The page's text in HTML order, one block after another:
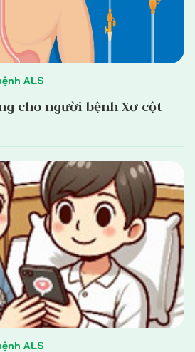
ALS
cho người bệnh Xơ cột
ALS